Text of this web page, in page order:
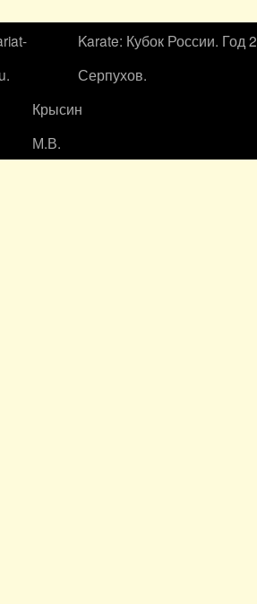
Karate: Кубок России. Год
Серпухов.
Крысин
М.В.